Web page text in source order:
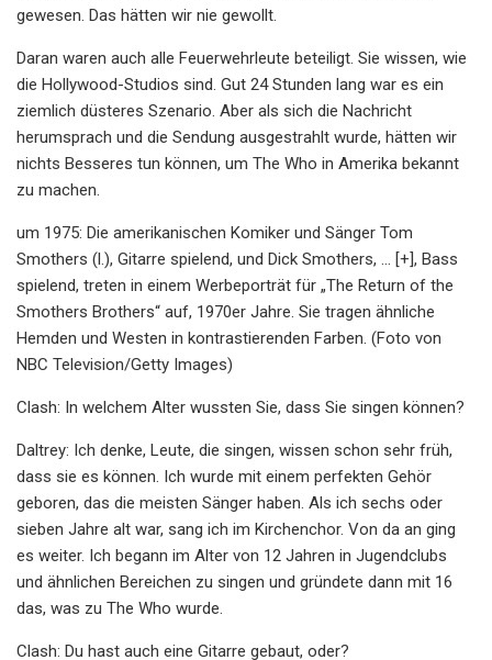
gewesen. Das hätten wir nie gewollt.
Daran waren auch alle Feuerwehrleute beteiligt. Sie wissen, wie
die Hollywood-Studios sind. Gut 24 Stunden lang war es ein
ziemlich düsteres Szenario. Aber als sich die Nachricht
herumsprach und die Sendung ausgestrahlt wurde, hätten wir
nichts Besseres tun können, um The Who in Amerika bekannt
zu machen.
um 1975: Die amerikanischen Komiker und Sänger Tom
Smothers (l.), Gitarre spielend, und Dick Smothers, ... [+], Bass
spielend, treten in einem Werbeporträt für „The Return of the
Smothers Brothers“ auf, 1970er Jahre. Sie tragen ähnliche
Hemden und Westen in kontrastierenden Farben. (Foto von
NBC Television/Getty Images)
Clash: In welchem ​​Alter wussten Sie, dass Sie singen können?
Daltrey: Ich denke, Leute, die singen, wissen schon sehr früh,
dass sie es können. Ich wurde mit einem perfekten Gehör
geboren, das die meisten Sänger haben. Als ich sechs oder
sieben Jahre alt war, sang ich im Kirchenchor. Von da an ging
es weiter. Ich begann im Alter von 12 Jahren in Jugendclubs
und ähnlichen Bereichen zu singen und gründete dann mit 16
das, was zu The Who wurde.
Clash: Du hast auch eine Gitarre gebaut, oder?